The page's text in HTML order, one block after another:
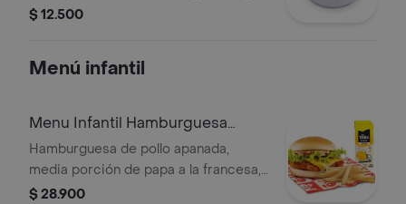
cilantro.
$ 12.500
Menú infantil
Menu Infantil Hamburguesa
apanada
Hamburguesa de pollo apanada,
media porción de papa a la francesa,
una Coca cola 400ml, un juguete o
$ 28.900